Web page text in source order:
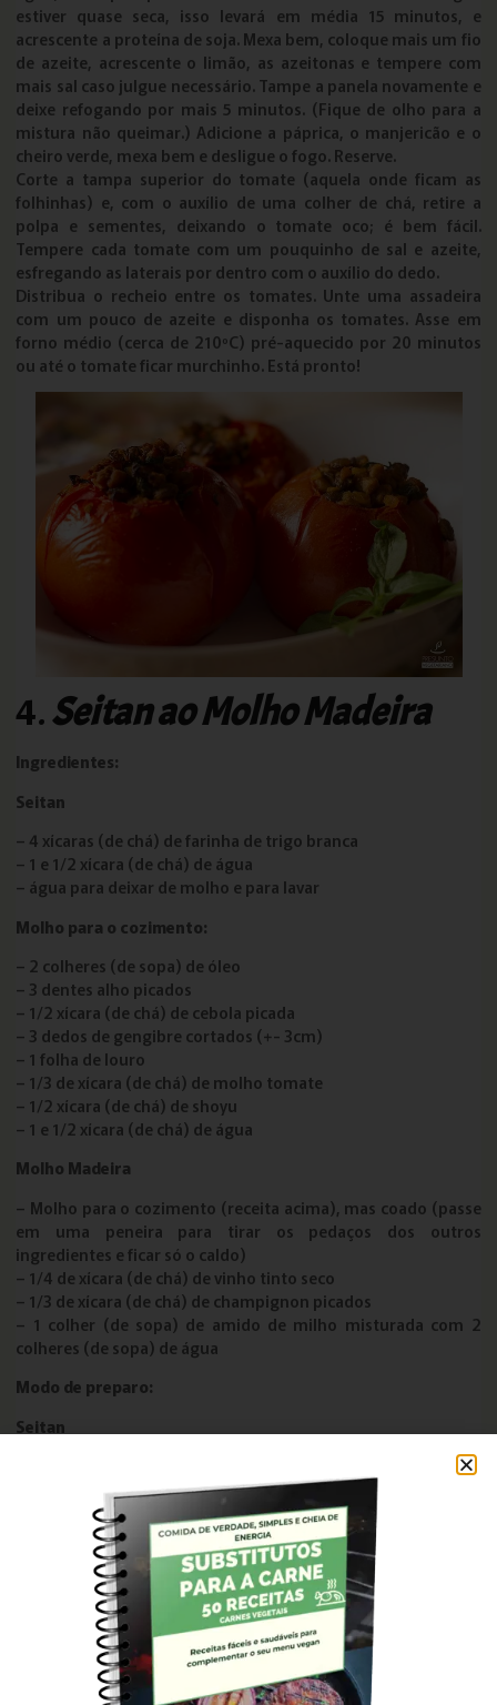
estiver quase seca, isso levará em média 15 minutos, e
acrescente a proteína de soja. Mexa bem, coloque mais um fio
de azeite, acrescente o limão, as azeitonas e tempere com
mais sal caso julgue necessário. Tampe a panela novamente e
deixe refogando por mais 5 minutos. (Fique de olho para a
mistura não queimar.) Adicione a páprica, o manjericão e o
cheiro verde, mexa bem e desligue o fogo. Reserve.
Corte a tampa superior do tomate (aquela onde ficam as
folhinhas) e, com o auxílio de uma colher de chá, retire a
polpa e sementes, deixando o tomate oco; é bem fácil.
Tempere cada tomate com um pouquinho de sal e azeite,
esfregando as laterais por dentro com o auxílio do dedo.
Distribua o recheio entre os tomates. Unte uma assadeira
com um pouco de azeite e disponha os tomates. Asse em
forno médio (cerca de 210ºC) pré-aquecido por 20 minutos
ou até o tomate ficar murchinho. Está pronto!
4.Seitan ao Molho Madeira
Ingredientes:
Seitan
– 4 xícaras (de chá) de farinha de trigo branca
– 1 e 1/2 xícara (de chá) de água
– água para deixar de molho e para lavar
Molho para o cozimento:
– 2 colheres (de sopa) de óleo
– 3 dentes alho picados
– 1/2 xícara (de chá) de cebola picada
– 3 dedos de gengibre cortados (+- 3cm)
– 1 folha de louro
– 1/3 de xícara (de chá) de molho tomate
– 1/2 xícara (de chá) de shoyu
– 1 e 1/2 xícara (de chá) de água
Molho Madeira
– Molho para o cozimento (receita acima), mas coado (passe
em uma peneira para tirar os pedaços dos outros
ingredientes e ficar só o caldo)
– 1/4 de xícara (de chá) de vinho tinto seco
– 1/3 de xícara (de chá) de champignon picados
– 1 colher (de sopa) de amido de milho misturada com 2
colheres (de sopa) de água
Modo de preparo:
Seitan
Coloque a farinha de trigo e a água em uma vasilha e sove por
10 minutos, até obter uma mistura homogênea. Faça uma
bolinha com a massa, cubra com água e deixe de molho por 8
horas. Passado este tempo, coloque esta massa em um
escorredor (sobre uma bacia também), e lave até a água sair
transparente. (Veja o vídeo). Deixe o seitan no escorredor,
enquanto isso prepare o molho.
Molho para o cozimento
Em uma panela de pressão, em fogo médio, coloque o óleo e